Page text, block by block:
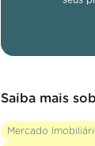
Saiba mais
Mercado